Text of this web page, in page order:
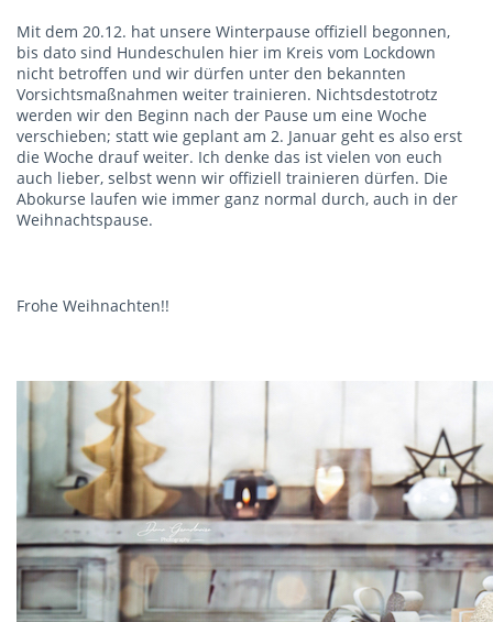
Mit dem 20.12. hat unsere Winterpause offiziell begonnen,
bis dato sind Hundeschulen hier im Kreis vom Lockdown
nicht betroffen und wir dürfen unter den bekannten
Vorsichtsmaßnahmen weiter trainieren. Nichtsdestotrotz
werden wir den Beginn nach der Pause um eine Woche
verschieben; statt wie geplant am 2. Januar geht es also erst
die Woche drauf weiter. Ich denke das ist vielen von euch
auch lieber, selbst wenn wir offiziell trainieren dürfen. Die
Abokurse laufen wie immer ganz normal durch, auch in der
Weihnachtspause.
Frohe Weihnachten!!